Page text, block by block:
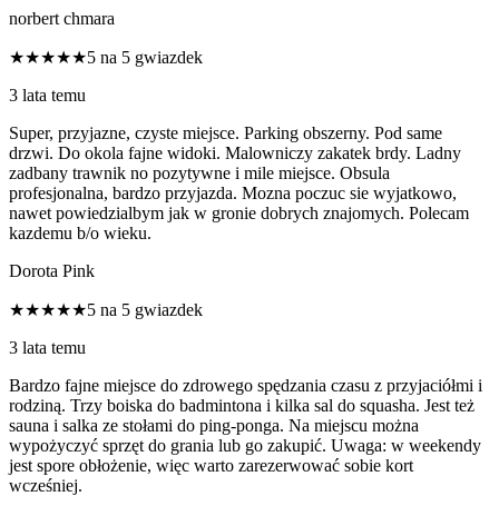
norbert chmara
★★★★★5 na 5 gwiazdek
3 lata temu
Super, przyjazne, czyste miejsce. Parking obszerny. Pod same
drzwi. Do okola fajne widoki. Malowniczy zakatek brdy. Ladny
zadbany trawnik no pozytywne i mile miejsce. Obsula
profesjonalna, bardzo przyjazda. Mozna poczuc sie wyjatkowo,
nawet powiedzialbym jak w gronie dobrych znajomych. Polecam
kazdemu b/o wieku.
Dorota Pink
★★★★★5 na 5 gwiazdek
3 lata temu
Bardzo fajne miejsce do zdrowego spędzania czasu z przyjaciółmi i
rodziną. Trzy boiska do badmintona i kilka sal do squasha. Jest też
sauna i salka ze stołami do ping-ponga. Na miejscu można
wypożyczyć sprzęt do grania lub go zakupić. Uwaga: w weekendy
jest spore obłożenie, więc warto zarezerwować sobie kort
wcześniej.